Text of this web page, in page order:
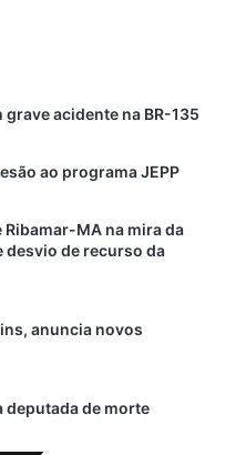
acidente na BR-135
ao programa JEPP
Ribamar-MA na mira da
desvio de recurso da
anuncia novos
deputada de morte